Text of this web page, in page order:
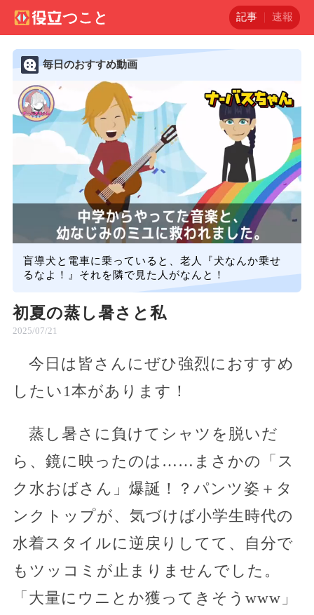
記事 速報
毎日のおすすめ動画
盲導犬と電車に乗っていると、老人『犬なんか乗せ
るなよ！』それを隣で見た人がなんと！
初夏の蒸し暑さと私
2025/07/21
今日は皆さんにぜひ強烈におすすめ
したい1本があります！
蒸し暑さに負けてシャツを脱いだ
ら、鏡に映ったのは……まさかの「ス
ク水おばさん」爆誕！？パンツ姿＋タ
ンクトップが、気づけば小学生時代の
水着スタイルに逆戻りしてて、自分で
もツッコミが止まりませんでした。
「大量にウニとか獲ってきそうwww」